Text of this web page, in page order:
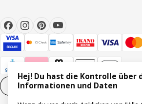
Cookie-Einstellungen
Hej! Du hast die Kontrolle über
Informationen und Daten